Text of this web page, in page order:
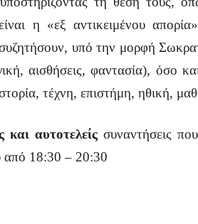
η «εξ αντικειμένου
υπό την μορφή
αισθήσεις, φαντασία), όσο και
τέχνη, επιστήμη, ηθική,
και αυτοτελείςσυναντήσεις
από 18:30 – 20:30